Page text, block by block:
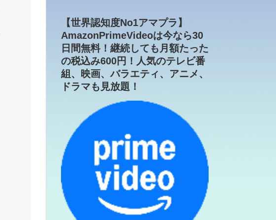
【世界認知度No1アマプラ】
AmazonPrimeVideoは今なら30
日間無料！継続しても月額たった
の税込み600円！人気のテレビ番
組、映画、バラエティ、アニメ、
ドラマも見放題！